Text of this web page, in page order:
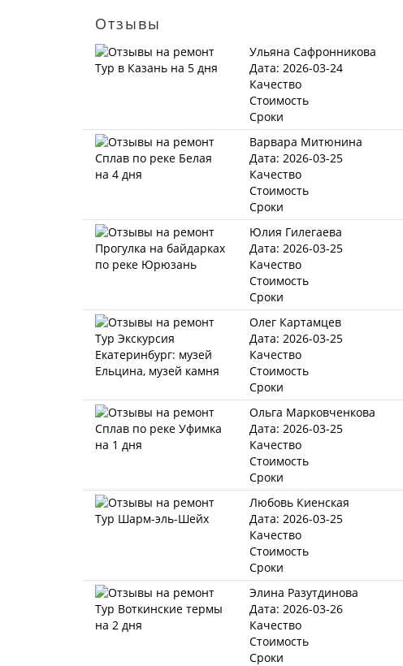
Отзывы
Ульяна Сафронникова
Дата: 2026-03-24
Качество
Стоимость
Сроки
Варвара Митюнина
Дата: 2026-03-25
Качество
Стоимость
Сроки
Юлия Гилегаева
Дата: 2026-03-25
Качество
Стоимость
Сроки
Олег Картамцев
Дата: 2026-03-25
Качество
Стоимость
Сроки
Ольга Марковченкова
Дата: 2026-03-25
Качество
Стоимость
Сроки
Любовь Киенская
Дата: 2026-03-25
Качество
Стоимость
Сроки
Элина Разутдинова
Дата: 2026-03-26
Качество
Стоимость
Сроки